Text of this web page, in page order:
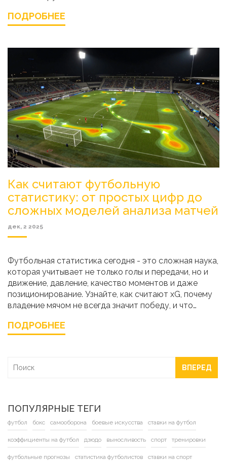
ПОДРОБНЕЕ
Как считают футбольную
статистику: от простых цифр до
сложных моделей анализа матчей
дек, 2 2025
Футбольная статистика сегодня - это сложная наука,
которая учитывает не только голы и передачи, но и
движение, давление, качество моментов и даже
позиционирование. Узнайте, как считают xG, почему
владение мячом не всегда значит победу, и что
ПОДРОБНЕЕ
ВПЕРЕД
ПОПУЛЯРНЫЕ ТЕГИ
футбол бокс самооборона боевые искусства ставки на футбол
коэффициенты на футбол дзюдо выносливость спорт тренировки
футбольные прогнозы статистика футболистов ставки на спорт